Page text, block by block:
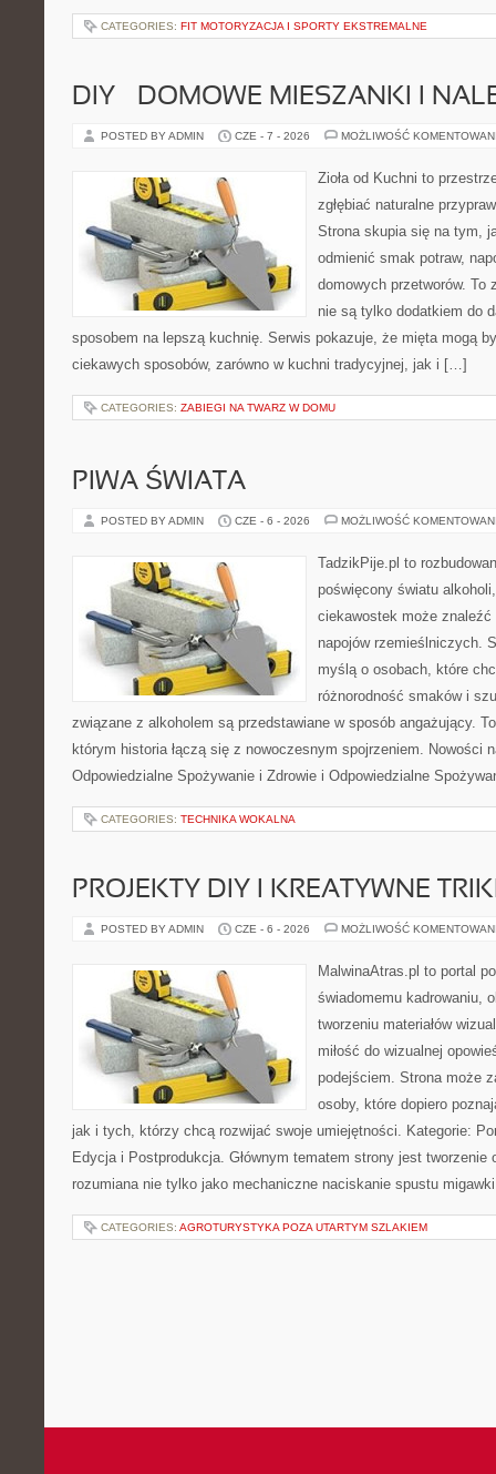
CATEGORIES: FIT MOTORYZACJA I SPORTY EKSTREMALNE
DIY – DOMOWE MIESZANKI I
POSTED BY ADMIN CZE - 7 - 2026 MOŻLIWOŚĆ
Zioła od Kuchni to
zgłębiać naturalne
Strona skupia się na tym,
odmienić smak potraw,
domowych przetworów. To
nie są tylko dodatkiem do
sposobem na lepszą kuchnię. Serwis pokazuje, że mięta mogą
ciekawych sposobów, zarówno w kuchni tradycyjnej, jak i […]
CATEGORIES: ZABIEGI NA TWARZ W DOMU
PIWA ŚWIATA
POSTED BY ADMIN CZE - 6 - 2026 MOŻLIWOŚĆ
TadzikPije.pl to
poświęcony światu
ciekawostek może
napojów rzemieślniczych.
myślą o osobach, które
różnorodność smaków i
związane z alkoholem są przedstawiane w sposób angażujący.
którym historia łączą się z nowoczesnym spojrzeniem. Nowości
Odpowiedzialne Spożywanie i Zdrowie i Odpowiedzialne
CATEGORIES: TECHNIKA WOKALNA
PROJEKTY DIY I KREATYWNE
POSTED BY ADMIN CZE - 6 - 2026 MOŻLIWOŚĆ
MalwinaAtras.pl to portal
świadomemu kadrowaniu,
tworzeniu materiałów
miłość do wizualnej
podejściem. Strona może
osoby, które dopiero
jak i tych, którzy chcą rozwijać swoje umiejętności. Kategorie:
Edycja i Postprodukcja. Głównym tematem strony jest tworzenie
rozumiana nie tylko jako mechaniczne naciskanie spustu
CATEGORIES: AGROTURYSTYKA POZA UTARTYM SZLAKIEM